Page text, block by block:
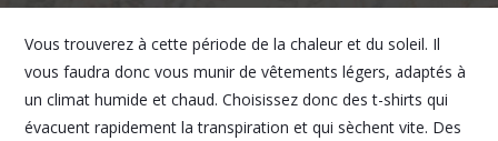
Vous trouverez à cette période de la chaleur et du soleil. Il
vous faudra donc vous munir de vêtements légers, adaptés à
un climat humide et chaud. Choisissez donc des t-shirts qui
évacuent rapidement la transpiration et qui sèchent vite. Des